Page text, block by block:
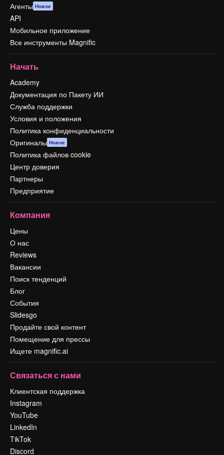
Агенты Новое
API
Мобильное приложение
Все инструменты Magnific
Начать
Academy
Документация по Пакету ИИ
Служба поддержки
Условия и положения
Политика конфиденциальности
Оригиналы Новое
Политика файлов cookie
Центр доверия
Партнеры
Предприятие
Компания
Цены
О нас
Reviews
Вакансии
Поиск тенденций
Блог
События
Slidesgo
Продайте свой контент
Помещение для прессы
Ищете magnific.ai
Связаться с нами
Клиентская поддержка
Instagram
YouTube
LinkedIn
TikTok
Discord